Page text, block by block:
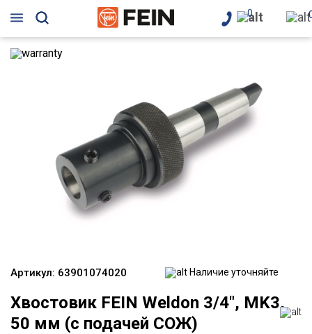
0
Артикул: 63901074020 Наличие уточняйте
Хвостовик FEIN Weldon 3/4", MK3,
50 мм (с подачей СОЖ)